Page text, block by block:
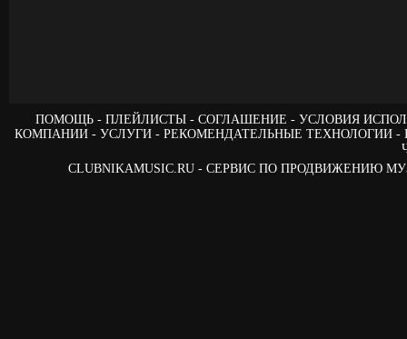
ПОМОЩЬ ПЛЕЙЛИСТЫ СОГЛАШЕНИЕ
УСЛОВИЯ
КОМПАНИИ
УСЛУГИ РЕКОМЕНДАТЕЛЬНЫЕ ТЕХНОЛОГИИ
CLUBNIKAMUSIC.RU - СЕРВИС ПО ПРОДВИЖЕНИЮ